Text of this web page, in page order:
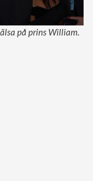
på prins William.